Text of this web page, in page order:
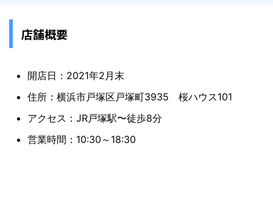
店舗概要
開店日：2021年2月末
住所：横浜市戸塚区戸塚町3935 桜ハウス101
アクセス：JR戸塚駅〜徒歩8分
営業時間：10:30～18:30